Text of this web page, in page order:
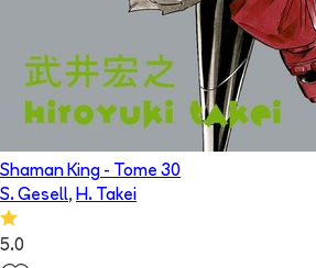
Shaman King - Tome 30
S. Gesell, H. Takei
5.0